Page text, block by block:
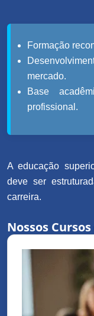
Formação
mercado.
Base
profissional.
A educação
deve ser
carreira.
Nossos